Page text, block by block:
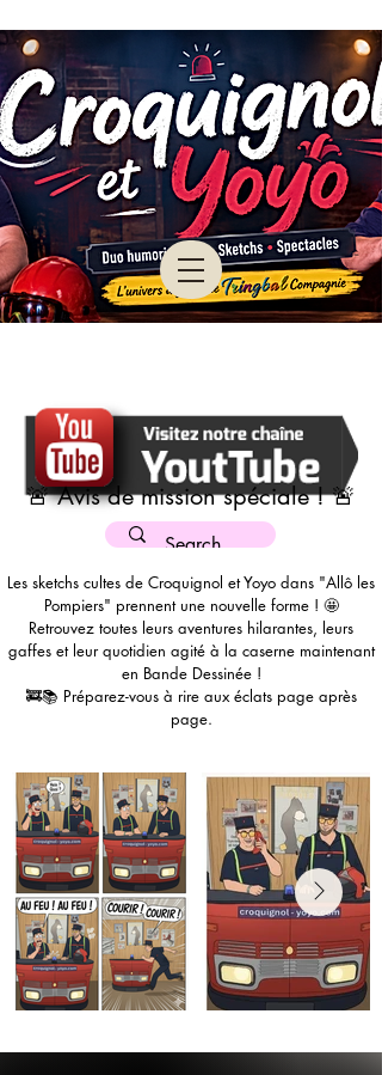
🚨 Avis de mission spéciale ! 🚨
Les sketchs cultes de Croquignol et Yoyo dans "Allô les
Pompiers" prennent une nouvelle forme ! 🤩
Retrouvez toutes leurs aventures hilarantes, leurs
gaffes et leur quotidien agité à la caserne maintenant
en Bande Dessinée !
🚒📚 Préparez-vous à rire aux éclats page après
page.